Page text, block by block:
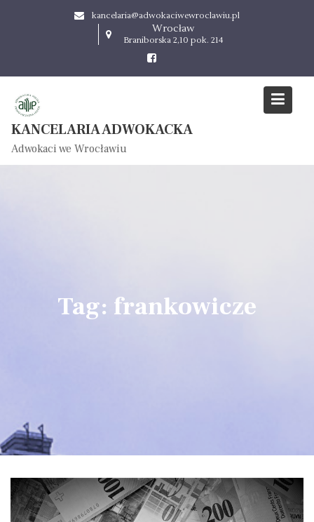
t
kancelaria@adwokaciwewroclawiu.pl
Wrocław
Braniborska 2,10 pok. 214
KANCELARIA ADWOKACKA
Adwokaci we Wrocławiu
Tag: frankowicze